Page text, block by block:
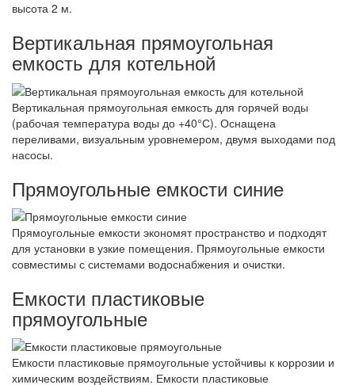
высота 2 м.
Вертикальная прямоугольная
емкость для котельной
Вертикальная прямоугольная емкость для горячей воды
(рабочая температура воды до +40°С). Оснащена
переливами, визуальным уровнемером, двумя выходами под
насосы.
Прямоугольные емкости синие
Прямоугольные емкости экономят пространство и подходят
для установки в узкие помещения. Прямоугольные емкости
совместимы с системами водоснабжения и очистки.
Емкости пластиковые
прямоугольные
Емкости пластиковые прямоугольные устойчивы к коррозии и
химическим воздействиям. Емкости пластиковые